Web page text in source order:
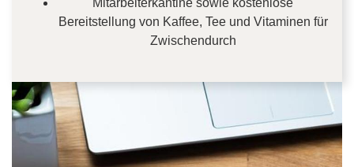
Bereitstellung von Kaffee, Tee und Vitaminen für
Zwischendurch